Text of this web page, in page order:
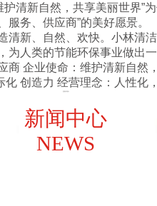
护清新自然，共享美丽世界”
服务、供应商”的美好愿
清新、自然、欢快。小林清
的节能环保事业做出一份贡献。
业核心
价值观：勇气 责任 信任感 国际化 创造
新闻中心
NEWS